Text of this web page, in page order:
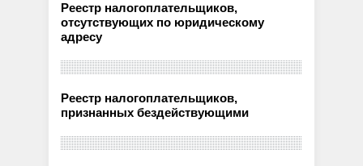
Реестр налогоплательщиков,
отсутствующих по юридическому
адресу
Реестр налогоплательщиков,
признанных бездействующими